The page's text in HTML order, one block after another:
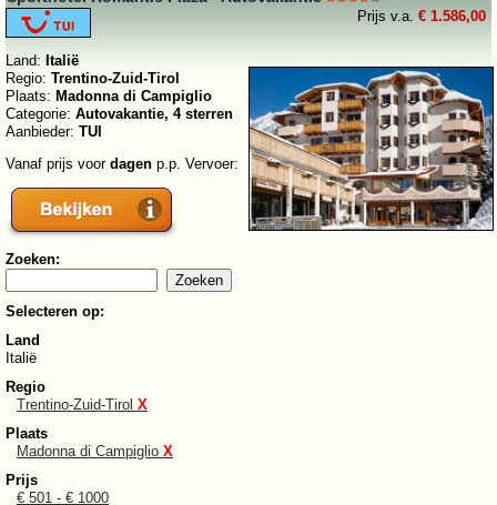
Prijs v.a. € 1.586,00
Land: Italië
Regio: Trentino-Zuid-Tirol
Plaats: Madonna di Campiglio
Categorie: Autovakantie, 4 sterren
Aanbieder: TUI
Vanaf prijs voor dagen p.p. Vervoer:
Zoeken:
Selecteren op:
Land
Italië
Regio
Trentino-Zuid-Tirol X
Plaats
Madonna di Campiglio X
Prijs
€ 501 - € 1000